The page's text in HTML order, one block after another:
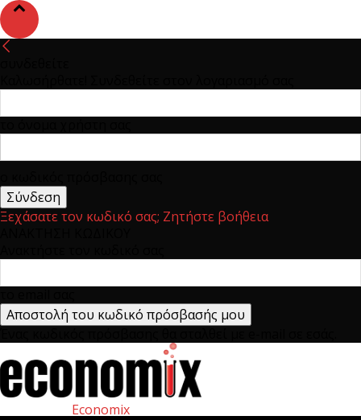
Ξεχάσατε τον κωδικό σας; Ζητήστε βοήθεια
Economix